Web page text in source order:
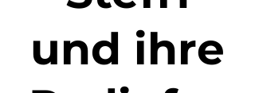
und ihre